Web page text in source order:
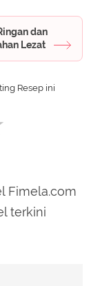
dan
Lezat
Resep ini
Fimela.com
terkini